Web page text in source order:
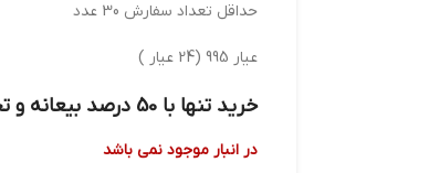
حداقل تعداد سفارش 30 عدد
عیار 995 (24 عیار )
خرید تنها با 50 درصد بیعانه و تحویل طی 3 روز کاری
در انبار موجود نمی باشد